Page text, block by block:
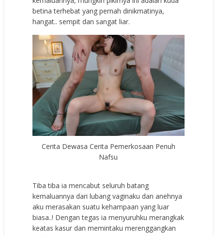
betina terhebat yang pernah dinikmatinya,
hangat.. sempit dan sangat liar.
Cerita Dewasa Cerita Pemerkosaan Penuh
Nafsu
Tiba tiba ia mencabut seluruh batang
kemaluannya dari lubang vaginaku dan anehnya
aku merasakan suatu kehampaan yang luar
biasa..! Dengan tegas ia menyuruhku merangkak
keatas kasur dan memintaku merenggangkan